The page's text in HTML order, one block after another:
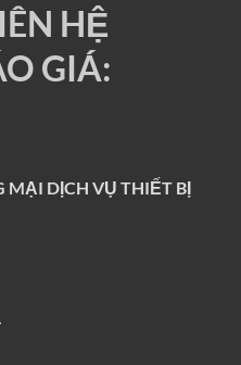
HỆ
GIÁ:
MẠI DỊCH VỤ THIẾT BỊ